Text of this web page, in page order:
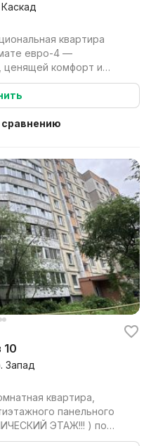
квартира
евро-4 —
ценящей комфорт и
10
Запад
квартира,
панельного
ЭТАЖ!!! ) по